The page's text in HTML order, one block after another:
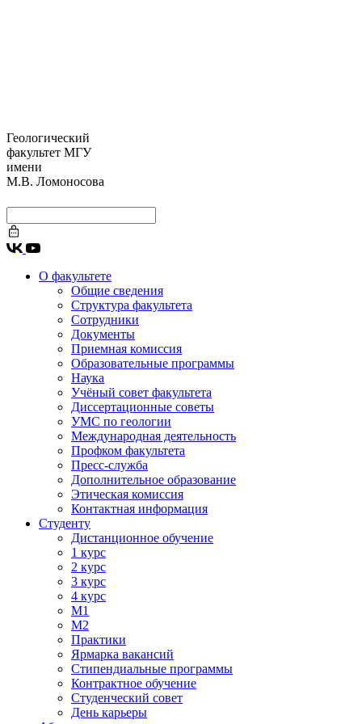
Геологический
факультет МГУ
имени
М.В. Ломоносова
О факультете
Общие сведения
Структура факультета
Сотрудники
Документы
Приемная комиссия
Образовательные программы
Наука
Учёный совет факультета
Диссертационные советы
УМС по геологии
Международная деятельность
Профком факультета
Пресс-служба
Дополнительное образование
Этическая комиссия
Контактная информация
Студенту
Дистанционное обучение
1 курс
2 курс
3 курс
4 курс
М1
М2
Практики
Ярмарка вакансий
Стипендиальные программы
Контрактное обучение
Студенческий совет
День карьеры